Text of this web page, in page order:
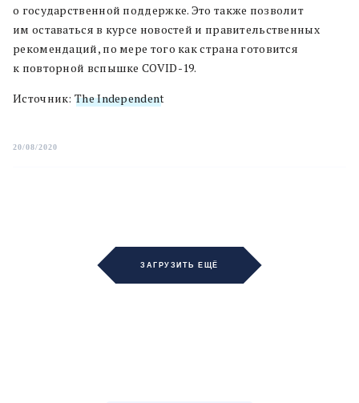
о государственной поддержке. Это также позволит
им оставаться в курсе новостей и правительственных
рекомендаций, по мере того как страна готовится
к повторной вспышке COVID-19.
Источник: The Independent
20/08/2020
ЗАГРУЗИТЬ ЕЩЁ